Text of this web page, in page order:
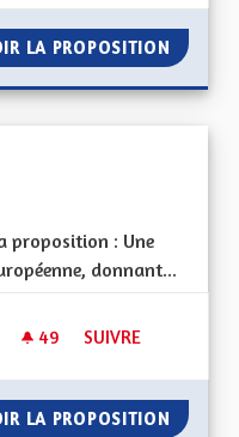
LA PROPOSITION UNE
proposition : Une
donnant...
49 49 ABONNÉS
SUIVRE
LA PROPOSITION UNE